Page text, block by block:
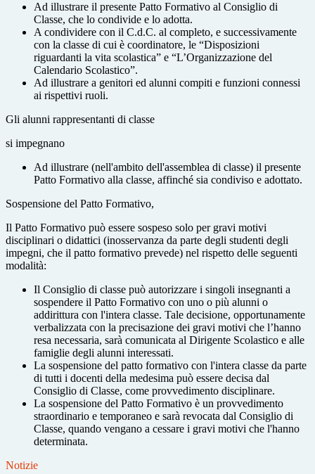
Ad illustrare il presente Patto Formativo al Consiglio di
Classe, che lo condivide e lo adotta.
A condividere con il C.d.C. al completo, e successivamente
con la classe di cui è coordinatore, le “Disposizioni
riguardanti la vita scolastica” e “L’Organizzazione del
Calendario Scolastico”.
Ad illustrare a genitori ed alunni compiti e funzioni connessi
ai rispettivi ruoli.
Gli alunni rappresentanti di classe
si impegnano
Ad illustrare (nell'ambito dell'assemblea di classe) il presente
Patto Formativo alla classe, affinché sia condiviso e adottato.
Sospensione del Patto Formativo,
Il Patto Formativo può essere sospeso solo per gravi motivi
disciplinari o didattici (inosservanza da parte degli studenti degli
impegni, che il patto formativo prevede) nel rispetto delle seguenti
modalità:
Il Consiglio di classe può autorizzare i singoli insegnanti a
sospendere il Patto Formativo con uno o più alunni o
addirittura con l'intera classe. Tale decisione, opportunamente
verbalizzata con la precisazione dei gravi motivi che l’hanno
resa necessaria, sarà comunicata al Dirigente Scolastico e alle
famiglie degli alunni interessati.
La sospensione del patto formativo con l'intera classe da parte
di tutti i docenti della medesima può essere decisa dal
Consiglio di Classe, come provvedimento disciplinare.
La sospensione del Patto Formativo è un provvedimento
straordinario e temporaneo e sarà revocata dal Consiglio di
Classe, quando vengano a cessare i gravi motivi che l'hanno
determinata.
Notizie